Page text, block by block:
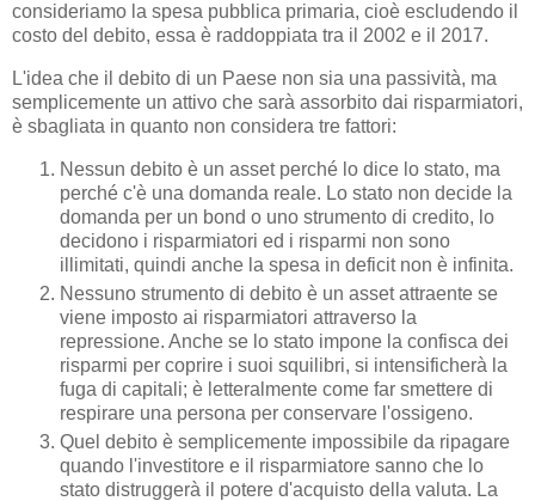
consideriamo la spesa pubblica primaria, cioè escludendo il
costo del debito, essa è raddoppiata tra il 2002 e il 2017.
L'idea che il debito di un Paese non sia una passività, ma
semplicemente un attivo che sarà assorbito dai risparmiatori,
è sbagliata in quanto non considera tre fattori:
Nessun debito è un asset perché lo dice lo stato, ma
perché c'è una domanda reale. Lo stato non decide la
domanda per un bond o uno strumento di credito, lo
decidono i risparmiatori ed i risparmi non sono
illimitati, quindi anche la spesa in deficit non è infinita.
Nessuno strumento di debito è un asset attraente se
viene imposto ai risparmiatori attraverso la
repressione. Anche se lo stato impone la confisca dei
risparmi per coprire i suoi squilibri, si intensificherà la
fuga di capitali; è letteralmente come far smettere di
respirare una persona per conservare l'ossigeno.
Quel debito è semplicemente impossibile da ripagare
quando l'investitore e il risparmiatore sanno che lo
stato distruggerà il potere d'acquisto della valuta. La